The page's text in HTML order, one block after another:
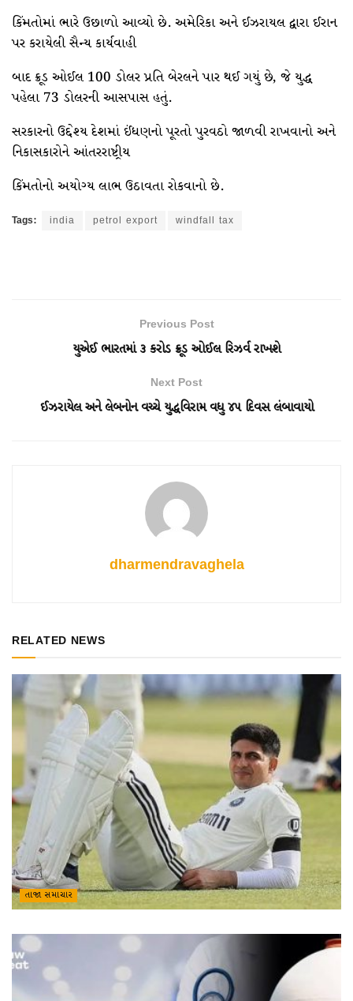
કિંમતોમાં ભારે ઉછાળો આવ્યો છે. અમેરિકા અને ઈઝરાયલ દ્વારા ઈરાન
પર કરાયેલી સૈન્ય કાર્યવાહી
બાદ ક્રૂડ ઓઈલ 100 ડોલર પ્રતિ બેરલને પાર થઈ ગયું છે, જે યુદ્ધ
પહેલા 73 ડોલરની આસપાસ હતું.
સરકારનો ઉદ્દેશ્ય દેશમાં ઈંધણનો પૂરતો પુરવઠો જાળવી રાખવાનો અને
નિકાસકારોને આંતરરાષ્ટ્રીય
કિંમતોનો અયોગ્ય લાભ ઉઠાવતા રોકવાનો છે.
Tags: india petrol export windfall tax
Previous Post
યુએઈ ભારતમાં ૩ કરોડ ક્રૂડ ઓઈલ રિઝર્વ રાખશે
Next Post
ઈઝરાયેલ અને લેબનોન વચ્ચે યુદ્ધવિરામ વધુ ૪૫ દિવસ લંબાવાયો
dharmendravaghela
RELATED NEWS
તાજા સમાચાર